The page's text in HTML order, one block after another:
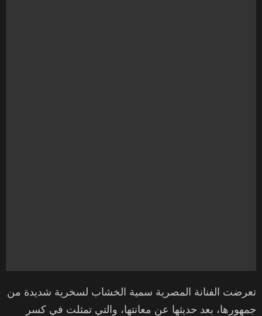
تعرضت الفنانة المصرية سمية الخشاب لسخرية شديدة من
جمهورها، بعد حديثها عن معانتها، والتي تمثلت في كسر